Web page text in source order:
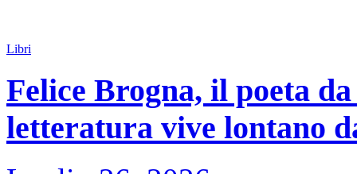
Libri
Felice Brogna, il poeta
letteratura vive lontano